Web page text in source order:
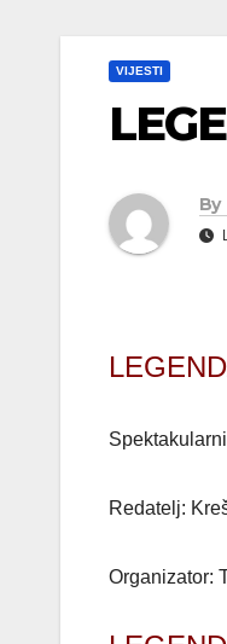
VIJESTI
By
Redatelj:
Organizator: